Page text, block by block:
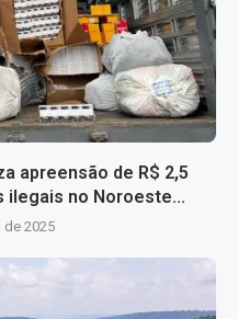
apreensão de R$ 2,5
ilegais no Noroeste...
de 2025